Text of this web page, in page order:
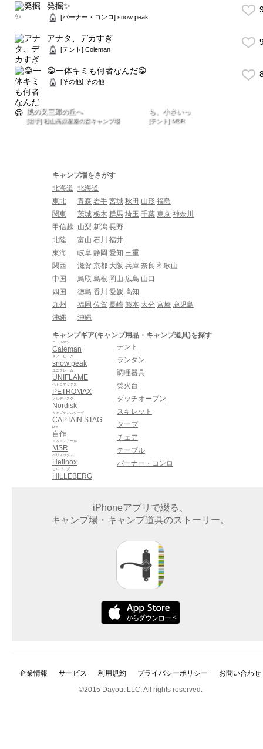
発掘✨
[バーナー・コンロ] snow peak
アナタ、デカすぎ
[テント] Coleman
😁一体キミも何者なんだ😁
[その他] その他
風の又三郎の丘へ
[岩手] 種山高原星座の森キャンプ場
ち、小さいっ
[テント] MSR
キャンプ場をさがす
北海道 北海道
東北
青森 岩手 宮城 秋田 山形 福島
関東
茨城 栃木 群馬 埼玉 千葉 東京 神奈川
甲信越
山梨 新潟 長野
北陸
富山 石川 福井
東海
岐阜 静岡 愛知 三重
関西
滋賀 京都 大阪 兵庫 奈良 和歌山
中国
鳥取 島根 岡山 広島 山口
四国
徳島 香川 愛媛 高知
九州
福岡 佐賀 長崎 熊本 大分 宮崎 鹿児島
沖縄
沖縄
キャンプギア(キャンプ用品・キャンプ道具)を探す
Caleman
コールマン
snow peak
スノーピーク
UNIFLAME
ユニフレーム
PETROMAX
ペトロマックス
Nordisk
ノルディスク
CAPTAIN STAG
キャプテンスタッグ
自作
DIY
MSR
エムエスアール
Helinox
ヘリノックス
HILLEBERG
ヒルバーグ
テント
ランタン
調理器具
焚火台
ダッチオーブン
スキレット
タープ
チェア
テーブル
バーナー・コンロ
iPhoneアプリで綴る、
キャンプ場・キャンプ道具のストーリー。
企業情報 サービス 利用規約 プライバシーポリシー
お問い合わせ
©2015 Dayout LLC. All rights reserved.